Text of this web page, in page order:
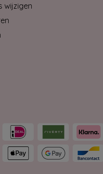
wijzigen